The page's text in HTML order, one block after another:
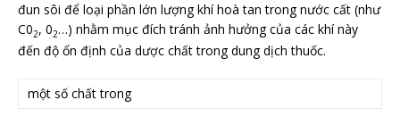
đun sôi để loại phần lớn lượng khí hoà tan trong nước cất (như
C02, 02…) nhằm mục đích tránh ảnh hưởng của các khí này
đến độ ổn định của dược chất trong dung dịch thuốc.
một số chất trong